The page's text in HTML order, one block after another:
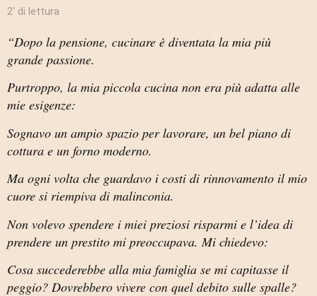
2′ di lettura
“Dopo la pensione, cucinare è diventata la mia più
grande passione.
Purtroppo, la mia piccola cucina non era più adatta alle
mie esigenze:
Sognavo un ampio spazio per lavorare, un bel piano di
cottura e un forno moderno.
Ma ogni volta che guardavo i costi di rinnovamento il mio
cuore si riempiva di malinconia.
Non volevo spendere i miei preziosi risparmi e l’idea di
prendere un prestito mi preoccupava. Mi chiedevo:
Cosa succederebbe alla mia famiglia se mi capitasse il
peggio? Dovrebbero vivere con quel debito sulle spalle?